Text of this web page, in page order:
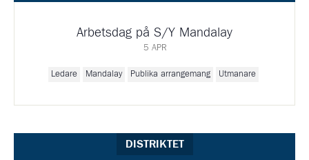
Arbetsdag på S/Y Mandalay
5 APR
Ledare Mandalay Publika arrangemang Utmanare
DISTRIKTET